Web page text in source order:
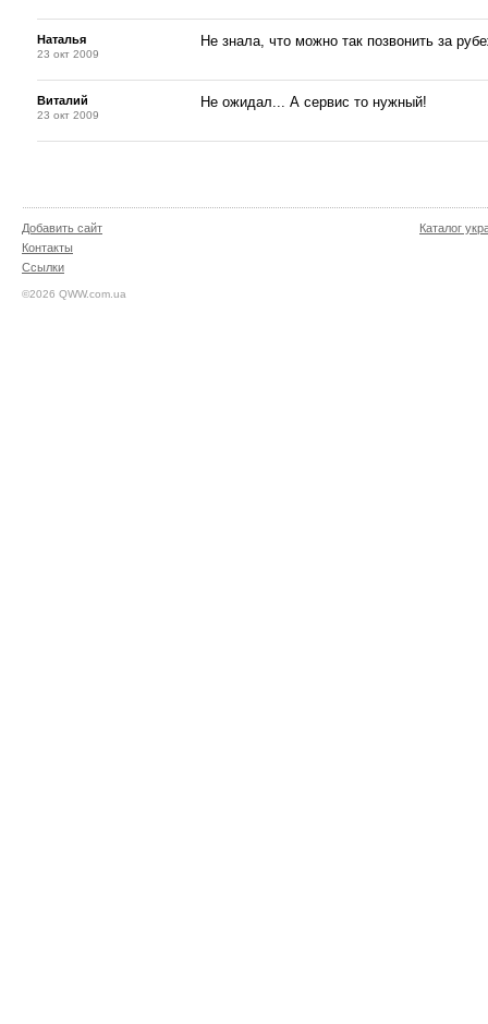
Наталья
23 окт 2009
Не знала, что можно так позвонить за
Виталий
23 окт 2009
Не ожидал... А сервис то нужный!
Добавить сайт
Контакты
Ссылки
©2026 QWW.com.ua
Каталог